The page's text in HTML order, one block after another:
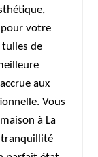
votre
tuiles de
aux
Vous
à La
tranquillité